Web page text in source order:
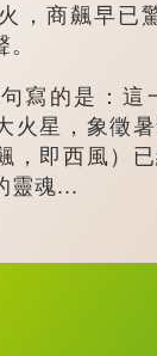
，商飆早
的是：這
火星，象徵
，即西風）
靈魂...